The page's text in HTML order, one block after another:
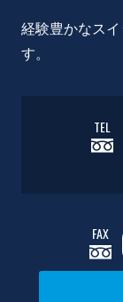
経験豊かなス
す。
TEL
FAX